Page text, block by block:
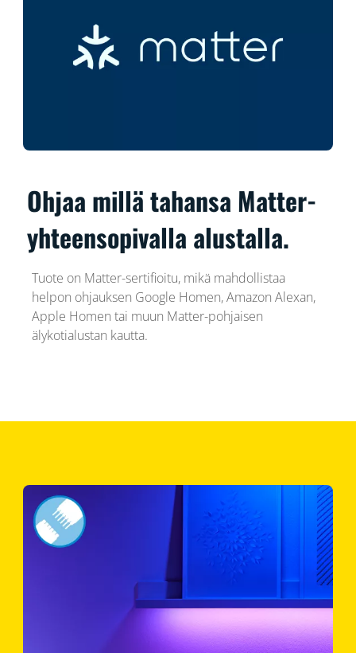
Ohjaa millä tahansa Matter-
yhteensopivalla alustalla.
Tuote on Matter-sertifioitu, mikä mahdollistaa
helpon ohjauksen Google Homen, Amazon Alexan,
Apple Homen tai muun Matter-pohjaisen
älykotialustan kautta.